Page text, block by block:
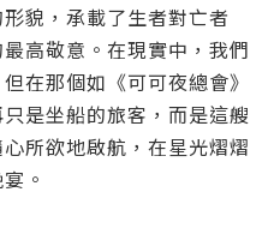
貌，承載了生者對亡者
高敬意。在現實中，我們
在那個如《可可夜總會》
是坐船的旅客，而是這艘
所欲地啟航，在星光熠熠
。